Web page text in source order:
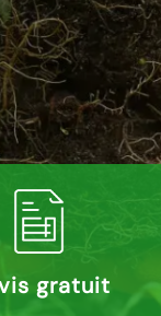
gratuit